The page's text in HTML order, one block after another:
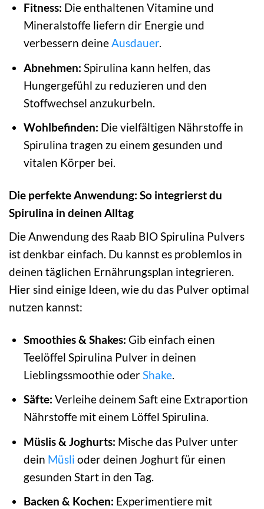
Fitness: Die enthaltenen Vitamine und
Mineralstoffe liefern dir Energie und
verbessern deineAusdauer.
Abnehmen: Spirulina kann helfen, das
Hungergefühl zu reduzieren und den
Stoffwechsel anzukurbeln.
Wohlbefinden: Die vielfältigen Nährstoffe in
Spirulina tragen zu einem gesunden und
vitalen Körper bei.
Die perfekte Anwendung: So integrierst du
Spirulina in deinen Alltag
Die Anwendung des Raab BIO Spirulina Pulvers
ist denkbar einfach. Du kannst es problemlos in
deinen täglichen Ernährungsplan integrieren.
Hier sind einige Ideen, wie du das Pulver optimal
nutzen kannst:
Smoothies & Shakes: Gib einfach einen
Teelöffel Spirulina Pulver in deinen
Lieblingssmoothie oderShake.
Säfte: Verleihe deinem Saft eine Extraportion
Nährstoffe mit einem Löffel Spirulina.
Müslis & Joghurts: Mische das Pulver unter
dein Müsli oder deinen Joghurt für einen
gesunden Start in den Tag.
Backen & Kochen: Experimentiere mit